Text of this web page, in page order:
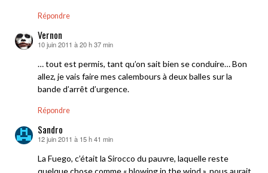
Répondre
Vernon
dit :
10 juin 2011 à 20 h 37 min
… tout est permis, tant qu’on sait bien se conduire… Bon
allez, je vais faire mes calembours à deux balles sur la
bande d’arrêt d’urgence.
Répondre
Sandro
dit :
12 juin 2011 à 15 h 41 min
La Fuego, c’était la Sirocco du pauvre, laquelle reste
quelque chose comme « blowing in the wind », nous aurait